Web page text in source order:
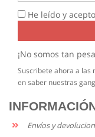
He leído y
¡No somos tan
Suscribete ahora a las
en saber nuestras
Envíos y